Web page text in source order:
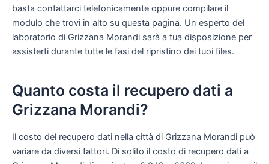
basta contattarci telefonicamente oppure compilare il
modulo che trovi in alto su questa pagina. Un esperto del
laboratorio di Grizzana Morandi sarà a tua disposizione per
assisterti durante tutte le fasi del ripristino dei tuoi files.
Quanto costa il recupero dati a
Grizzana Morandi?
Il costo del recupero dati nella città di Grizzana Morandi può
variare da diversi fattori. Di solito il costo di recupero dati a